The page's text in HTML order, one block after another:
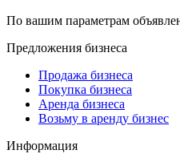
По вашим параметрам
Предложения бизнеса
Продажа бизнеса
Покупка бизнеса
Аренда бизнеса
Возьму в аренду бизнес
Информация